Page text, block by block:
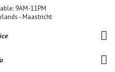
9AM-11PM
- Maastricht